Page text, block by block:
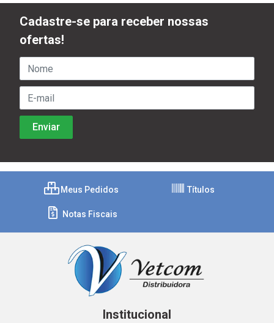
Cadastre-se para receber nossas
ofertas!
Meus Pedidos Títulos
Notas Fiscais
Institucional